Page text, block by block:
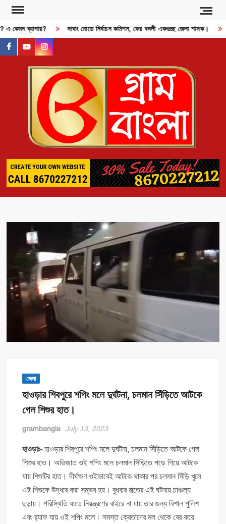
Skip
content
এ কেমন ব্যাপার? দাবাং মোডে নির্বাচন কমিশন, ফের বদলী একগুচ্ছ জেলা শাসক।
facebook
youtubeinstagram
জেলা
হাওড়ার শিবপুরে শপিং মলে দুর্ঘটনা, চলমান সিঁড়িতে আটকে
গেল শিশুর হাত।
grambangla July 13, 2023
হাওড়াঃ-হাওড়ার শিবপুরে শপিং মলে দুর্ঘটনা, চলমান সিঁড়িতে আটকে গেল
শিশুর হাত। অভিজাত ওই শপিং মলে চলমান সিঁড়িতে পড়ে গিয়ে আটকে
যায় শিশুটির হাত। দীর্ঘক্ষণ ওইভাবেই আটকে থাকার পর চলমান সিঁড়ি খুলে
ওই শিশুকে উদ্ধার করা সম্ভব হয়। বুধবার রাতের এই ঘটনায় চাঞ্চল্য
ছড়ায়। পরিস্থিতি যাতে নিয়ন্ত্রণের বাইরে না যায় তার জন্য বিশাল পুলিশ
এবং র‍্যাফ যায় ওই শপিং মলে। সমস্ত ক্রেতাদের মল থেকে বের করে